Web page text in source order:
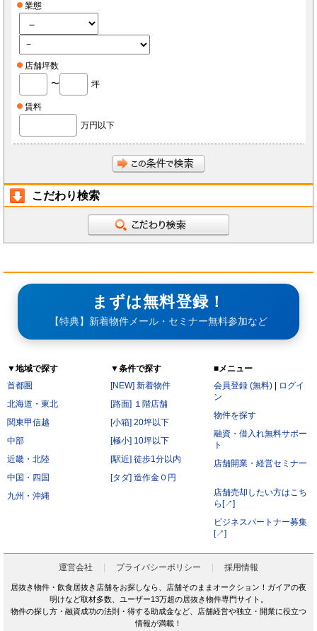
業態
店舗坪数
〜
坪
賃料
万円以下
こだわり検索
まずは無料登録！
【特典】新着物件メール・セミナー無料参加など
▼地域で探す
首都圏
北海道・東北
関東甲信越
中部
近畿・北陸
中国・四国
九州・沖縄
▼条件で探す
[NEW] 新着物件
[路面] １階店舗
[小箱] 20坪以下
[極小] 10坪以下
[駅近] 徒歩1分以内
[タダ] 造作金０円
■メニュー
会員登録 (無料)
ログイ
ン
物件を探す
融資・借入れ無料サポー
ト
店舗開業・経営セミナー
店舗売却したい方はこち
ら[↗]
ビジネスパートナー募集
[↗]
運営会社 プライバシーポリシー 採用情報
居抜き物件・飲食居抜き店舗をお探しなら、店舗そのままオークション！ガイアの夜
明けなど取材多数、ユーザー13万超の居抜き物件専門サイト。
物件の探し方・融資成功の法則・得する助成金など、店舗経営や独立・開業に役立つ
情報が満載！